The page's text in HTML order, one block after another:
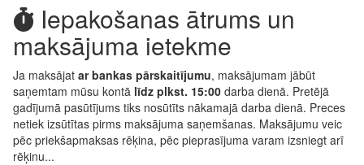
Iepakošanas ātrums un
maksājuma ietekme
Ja maksājat ar bankas pārskaitījumu, maksājumam jābūt
saņemtam mūsu kontā līdz plkst. 15:00 darba dienā. Pretējā
gadījumā pasūtījums tiks nosūtīts nākamajā darba dienā. Preces
netiek izsūtītas pirms maksājuma saņemšanas. Maksājumu veic
pēc priekšapmaksas rēķina, pēc pieprasījuma varam izsniegt arī
rēķinu...